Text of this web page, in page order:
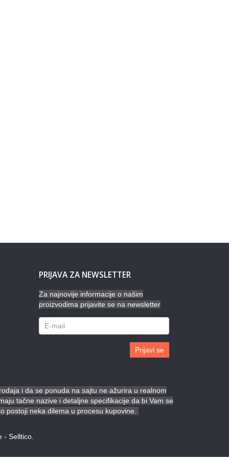
PRIJAVA ZA NEWSLETTER
Za najnovije informacije o našim
proizvodima prijavite se na newsletter
Prijavi se
i da se ponuda na sajtu ne ažurira u realnom
tačne nazive i detaljne specifikacije da bi Vam se
postoji neka dilema u procesu kupovine.
- Selltico.